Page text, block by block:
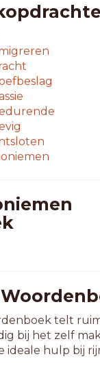
telt
bij het zelf
ideale hulp bij